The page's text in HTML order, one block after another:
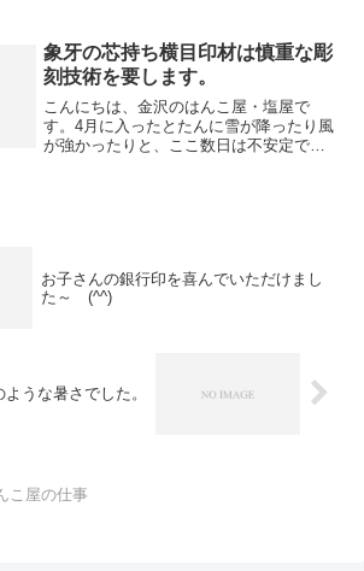
で研ぎます。 けっこう時間がかか
ります・・・・・。
象牙の芯持ち横目印材は慎重な彫
刻技術を要します。
こんにちは、金沢のはんこ屋・塩屋で
す。4月に入ったとたんに雪が降ったり風
が強かったりと、ここ数日は不安定でし
お子さんの銀行印を喜んでいただけまし
た～ (^^)
うな暑さでした。
こ屋の仕事